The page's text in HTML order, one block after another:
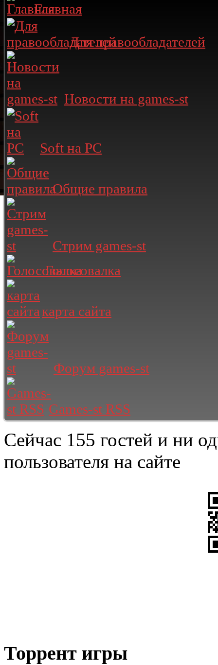
Главная
Для правообладателей
Новости на games-st
Soft на PC
Общие правила
Стрим games-st
Голосовалка
карта сайта
Форум games-st
Games-st RSS
Сейчас 155 гостей и ни
пользователя на сайте
Торрент игры